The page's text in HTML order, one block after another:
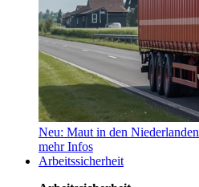
Neu: Maut in den Niederlanden
mehr Infos
Arbeitssicherheit